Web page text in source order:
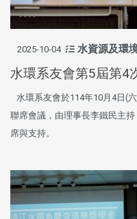
2025-10-04 水資源及環
水環系友會第5屆第4
水環系友會於114年10月4日(
聯席會議，由理事長李鐵民主
席與支持。